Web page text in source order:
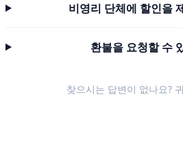
비영리 단체에 할인을
환불을 요청할 수
찾으시는 답변이 없나요?